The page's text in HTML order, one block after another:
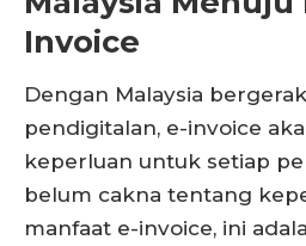
Invoice
Dengan Malaysia
pendigitalan, e-invoice
keperluan untuk setiap
belum cakna tentang
manfaat e-invoice, ini